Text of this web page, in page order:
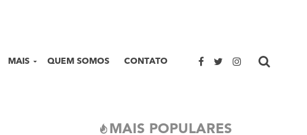
MAIS QUEM SOMOS CONTATO
MAIS POPULARES